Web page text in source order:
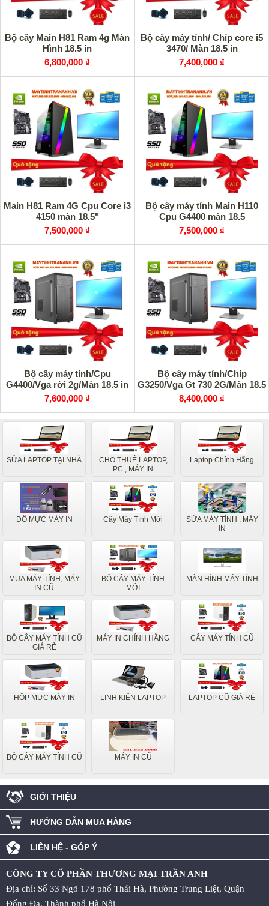
Bộ cây Main H81 Ram 4g Màn
Hình 18.5 in
6,800,000 ₫
Bộ cây máy tính/ Chíp core i5
3470/ Màn 18.5 in
7,400,000 ₫
Main H81 Ram 4G Cpu Core i3
4150 màn 18.5"
7,500,000 ₫
Bộ cây máy tính Main H110
Cpu G4400 màn 18.5
7,500,000 ₫
Bộ cây máy tính/Cpu
G4400/Vga rời 2g/Màn 18.5 in
7,600,000 ₫
Bộ cây máy tính/Chíp
G3250/Vga Gt 730 2G/Màn 18.5
8,400,000 ₫
SỬA LAPTOP TẠI NHÀ
CHO THUÊ LAPTOP,
PC , MÁY IN
Laptop Chính Hãng
ĐỔ MỰC MÁY IN Cây Máy Tính Mới
SỬA MÁY TÍNH , MÁY
IN
MUA MÁY TÍNH, MÁY
IN CŨ
BỘ CÂY MÁY TÍNH
MỚI
MÀN HÌNH MÁY TÍNH
BỘ CÂY MÁY TÍNH CŨ
GIÁ RẺ
MÁY IN CHÍNH HÃNG CÂY MÁY TÍNH CŨ
HỘP MỰC MÁY IN LINH KIỆN LAPTOP LAPTOP CŨ GIÁ RẺ
BỘ CÂY MÁY TÍNH CŨ MÁY IN CŨ
GIỚI THIỆU
HƯỚNG DẪN MUA HÀNG
LIÊN HỆ - GÓP Ý
CÔNG TY CỔ PHẦN THƯƠNG MẠI TRẦN ANH
Địa chỉ: Số 33 Ngõ 178 phố Thái Hà, Phường Trung Liệt, Quận
Đống Đa, Thành phố Hà Nội